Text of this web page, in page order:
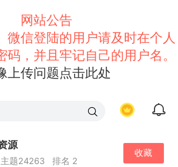
网站公告
微信登陆的用户请及时在个人
码，并且牢记自己的用户名。
上传问题点击此处
源
主题24263 排名 2
收藏